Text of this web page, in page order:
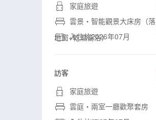
家庭旅遊
雲景・智能觀景大床房（落
地窗+乾濕衞浴）
入住於2026年07月
訪客
家庭旅遊
雲庭・兩室一廳歡聚套房